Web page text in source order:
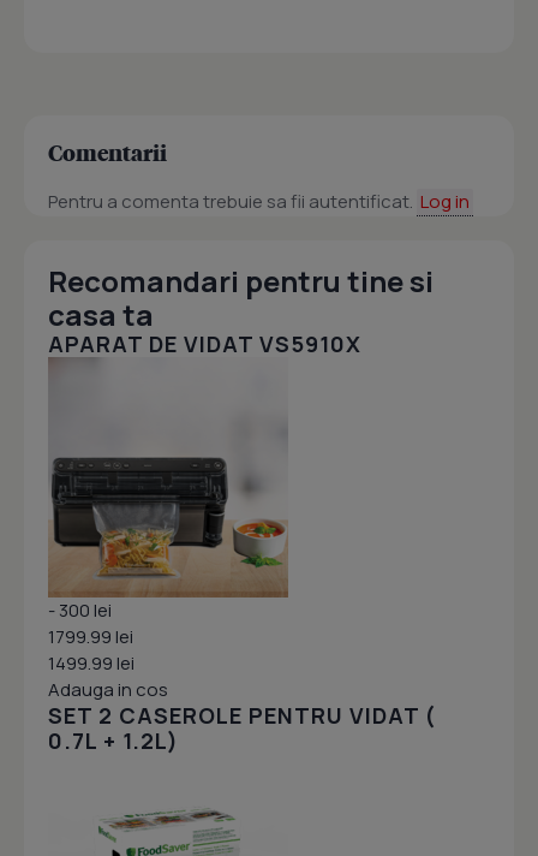
Comentarii
Pentru a comenta trebuie sa fii autentificat. Log in
Recomandari pentru tine si
casa ta
APARAT DE VIDAT VS5910X
- 300 lei
1799.99 lei
1499.99 lei
Adauga in cos
SET 2 CASEROLE PENTRU VIDAT (
0.7L + 1.2L)